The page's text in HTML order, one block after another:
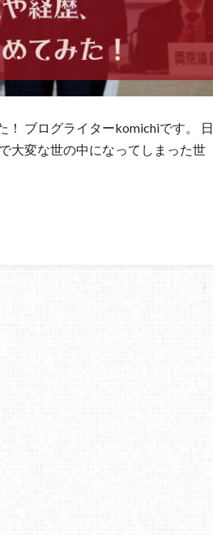
！ ブログライターkomichiです。 日
大変な世の中になってしまった世